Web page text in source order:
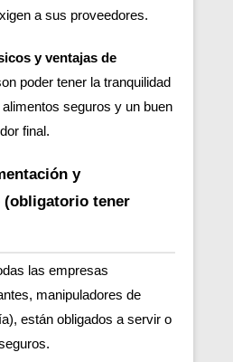
a sus proveedores.
y ventajas de
poder tener la tranquilidad
seguros y un buen
final.
y
tener
las empresas
manipuladores de
están obligados a servir o